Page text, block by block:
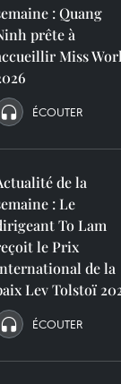
: Quang
prête à
Miss
ÉCOUTER
de la
: Le
To Lam
le Prix
de la
Lev Tolstoï
ÉCOUTER